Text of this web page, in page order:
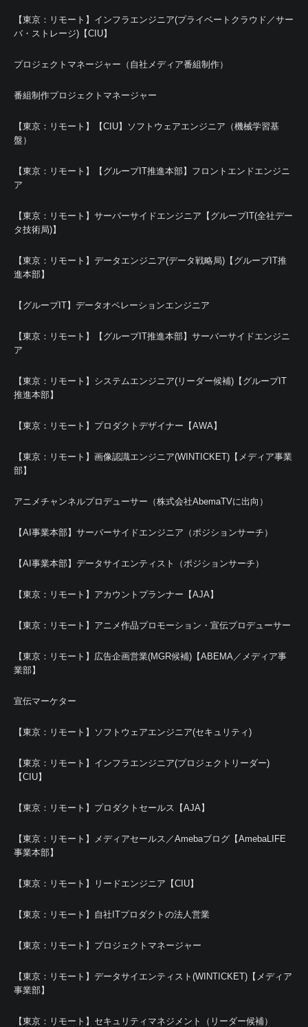
【東京：リモート】インフラエンジニア(プライベートクラウド／サー
バ・ストレージ)【CIU】
プロジェクトマネージャー（自社メディア番組制作）
番組制作プロジェクトマネージャー
【東京：リモート】【CIU】ソフトウェアエンジニア（機械学習基
盤）
【東京：リモート】【グループIT推進本部】フロントエンドエンジニ
ア
【東京：リモート】サーバーサイドエンジニア【グループIT(全社デー
タ技術局)】
【東京：リモート】データエンジニア(データ戦略局)【グループIT推
進本部】
【グループIT】データオペレーションエンジニア
【東京：リモート】【グループIT推進本部】サーバーサイドエンジニ
ア
【東京：リモート】システムエンジニア(リーダー候補)【グループIT
推進本部】
【東京：リモート】プロダクトデザイナー【AWA】
【東京：リモート】画像認識エンジニア(WINTICKET)【メディア事業
部】
アニメチャンネルプロデューサー（株式会社AbemaTVに出向）
【AI事業本部】サーバーサイドエンジニア（ポジションサーチ）
【AI事業本部】データサイエンティスト（ポジションサーチ）
【東京：リモート】アカウントプランナー【AJA】
【東京：リモート】アニメ作品プロモーション・宣伝プロデューサー
【東京：リモート】広告企画営業(MGR候補)【ABEMA／メディア事
業部】
宣伝マーケター
【東京：リモート】ソフトウェアエンジニア(セキュリティ)
【東京：リモート】インフラエンジニア(プロジェクトリーダー)
【CIU】
【東京：リモート】プロダクトセールス【AJA】
【東京：リモート】メディアセールス／Amebaブログ【AmebaLIFE
事業本部】
【東京：リモート】リードエンジニア【CIU】
【東京：リモート】自社ITプロダクトの法人営業
【東京：リモート】プロジェクトマネージャー
【東京：リモート】データサイエンティスト(WINTICKET)【メディア
事業部】
【東京：リモート】セキュリティマネジメント（リーダー候補）